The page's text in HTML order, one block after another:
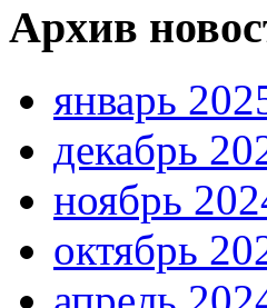
Архив
январь
декабрь
ноябрь
октябрь